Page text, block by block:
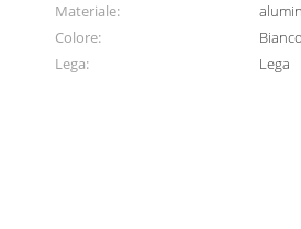
Materiale:
Colore:
Lega:
Lega